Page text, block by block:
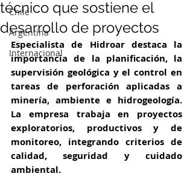
Chile
Argentina
Internacional
técnico que sostiene el
desarrollo de proyectos
Especialista de Hidroar destaca la
importancia de la planificación, la
supervisión geológica y el control en
tareas de perforación aplicadas a
minería, ambiente e hidrogeología.
La empresa trabaja en proyectos
exploratorios, productivos y de
monitoreo, integrando criterios de
calidad, seguridad y cuidado
ambiental.